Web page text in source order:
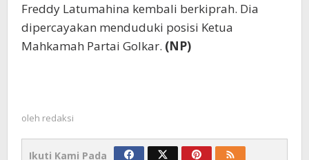
Freddy Latumahina kembali berkiprah. Dia
dipercayakan menduduki posisi Ketua
Mahkamah Partai Golkar. (NP)
oleh redaksi
Ikuti Kami Pada